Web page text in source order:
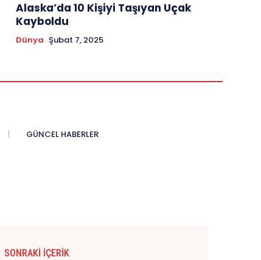
Alaska’da 10 Kişiyi Taşıyan Uçak
Kayboldu
Dünya Şubat 7, 2025
GÜNCEL HABERLER
SONRAKI İÇERIK